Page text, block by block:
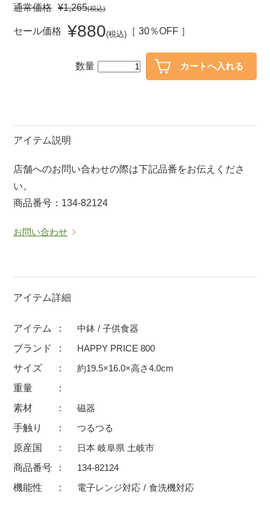
アイテム
小皿 中皿・取皿
長皿・さんま皿 付出皿
ポット 急須
そば千代口
徳利・盃 徳利
そば徳利
箸・カトラリー
子供食器
調理雑器
価格
1,500円〜 2,000円〜
通常価格 ¥1,265(税込)
セール価格 ¥880(税込) ［ 30％OFF ］
数量
アイテム説明
店舗へのお問い合わせの際は下記品番をお伝えくださ
い。
商品番号：134-82124
お問い合わせ
アイテム詳細
アイテム
中鉢 / 子供食器
ブランド
HAPPY PRICE 800
サイズ
約19.5×16.0×高さ4.0cm
重量
素材
磁器
手触り
つるつる
原産国
日本 岐阜県 土岐市
商品番号
134-82124
機能性
電子レンジ対応 食洗機対応